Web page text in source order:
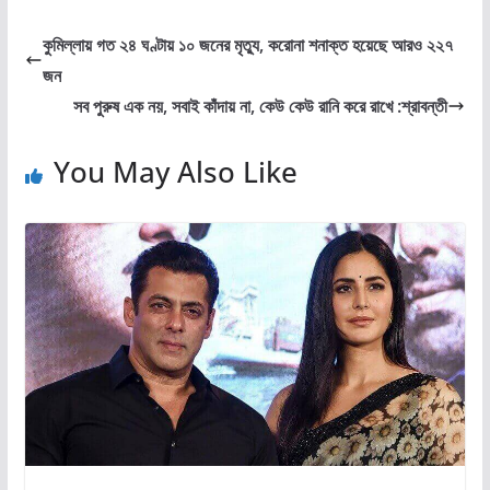
কুমিল্লায় গত ২৪ ঘণ্টায় ১০ জনের মৃত্যু, করোনা শনাক্ত হয়েছে আরও ২২৭
জন
সব পুরুষ এক নয়, সবাই কাঁদায় না, কেউ কেউ রানি করে রাখে :শ্রাবন্তী
You May Also Like